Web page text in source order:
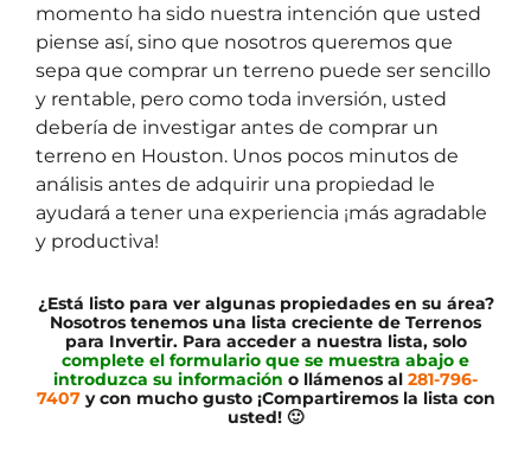
momento ha sido nuestra intención que usted
piense así, sino que nosotros queremos que
sepa que comprar un terreno puede ser sencillo
y rentable, pero como toda inversión, usted
debería de investigar antes de comprar un
terreno en Houston. Unos pocos minutos de
análisis antes de adquirir una propiedad le
ayudará a tener una experiencia ¡más agradable
y productiva!
¿Está listo para ver algunas propiedades en su área?
Nosotros tenemos una lista creciente de Terrenos
para Invertir. Para acceder a nuestra lista, solo
complete el formulario que se muestra abajo e
introduzca su información o llámenos al 281-796-
7407y con mucho gusto ¡Compartiremos la lista con
usted! 🙂